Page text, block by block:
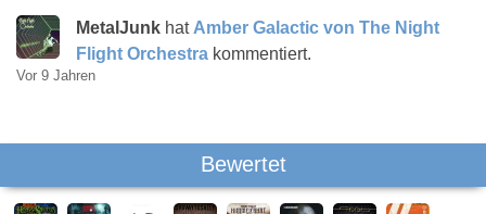
MetalJunk hat Amber Galactic von The Night
Flight Orchestra kommentiert.
Vor 9 Jahren
Bewertet